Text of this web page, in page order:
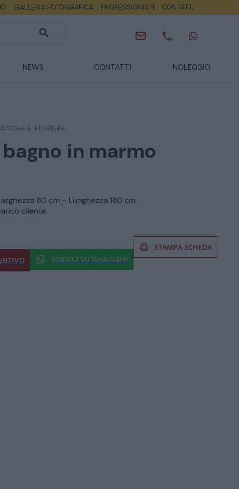
GALLERIA FOTOGRAFICA PROFESSIONISTI CONTATTI
NEWS CONTATTI NOLEGGIO
E FIORIERE
in marmo
80 cm – Lunghezza 180 cm
cliente.
SCRIVICI SU WHATSAPP
STAMPA SCHEDA